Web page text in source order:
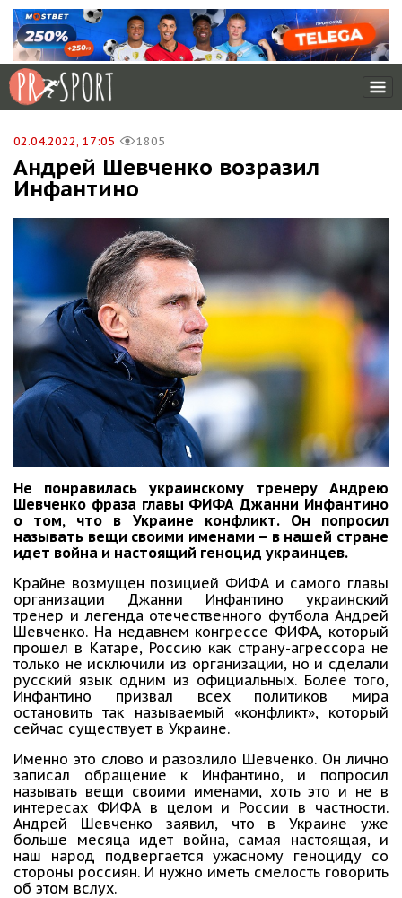
02.04.2022, 17:05 1805
Андрей Шевченко возразил
Инфантино
Не понравилась украинскому тренеру Андрею
Шевченко фраза главы ФИФА Джанни Инфантино
о том, что в Украине конфликт. Он попросил
называть вещи своими именами – в нашей стране
идет война и настоящий геноцид украинцев.
Крайне возмущен позицией ФИФА и самого главы
организации Джанни Инфантино украинский
тренер и легенда отечественного футбола Андрей
Шевченко. На недавнем конгрессе ФИФА, который
прошел в Катаре, Россию как страну-агрессора не
только не исключили из организации, но и сделали
русский язык одним из официальных. Более того,
Инфантино призвал всех политиков мира
остановить так называемый «конфликт», который
сейчас существует в Украине.
Именно это слово и разозлило Шевченко. Он лично
записал обращение к Инфантино, и попросил
называть вещи своими именами, хоть это и не в
интересах ФИФА в целом и России в частности.
Андрей Шевченко заявил, что в Украине уже
больше месяца идет война, самая настоящая, и
наш народ подвергается ужасному геноциду со
стороны россиян. И нужно иметь смелость говорить
об этом вслух.